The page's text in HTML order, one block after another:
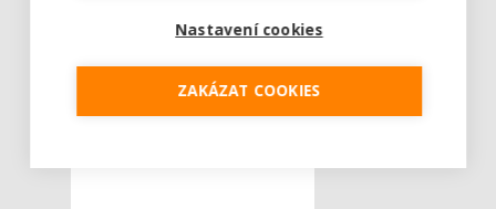
deprese zima
Nastavení cookies
ZAKÁZAT COOKIES